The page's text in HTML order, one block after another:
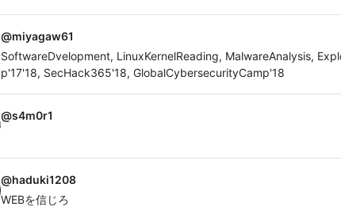
@miyagaw61
SoftwareDvelopment, LinuxKernelReading, MalwareAnalysis,
p'17'18, SecHack365'18, GlobalCybersecurityCamp'18
@s4m0r1
@haduki1208
WEBを信じろ